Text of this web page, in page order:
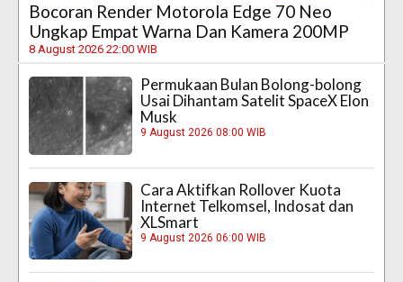
Bocoran Render Motorola Edge 70 Neo
Ungkap Empat Warna Dan Kamera 200MP
8 August 2026 22:00 WIB
Permukaan Bulan Bolong-bolong
Usai Dihantam Satelit SpaceX Elon
Musk
9 August 2026 08:00 WIB
Cara Aktifkan Rollover Kuota
Internet Telkomsel, Indosat dan
XLSmart
9 August 2026 06:00 WIB